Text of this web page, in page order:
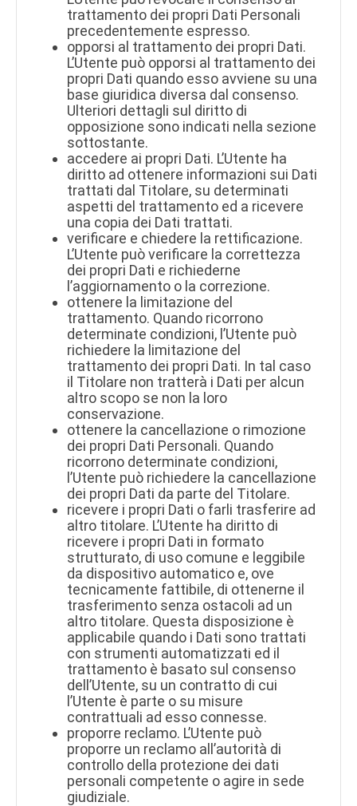
trattamento dei propri Dati Personali
precedentemente espresso.
opporsi al trattamento dei propri Dati.
L’Utente può opporsi al trattamento dei
propri Dati quando esso avviene su una
base giuridica diversa dal consenso.
Ulteriori dettagli sul diritto di
opposizione sono indicati nella sezione
sottostante.
accedere ai propri Dati. L’Utente ha
diritto ad ottenere informazioni sui Dati
trattati dal Titolare, su determinati
aspetti del trattamento ed a ricevere
una copia dei Dati trattati.
verificare e chiedere la rettificazione.
L’Utente può verificare la correttezza
dei propri Dati e richiederne
l’aggiornamento o la correzione.
ottenere la limitazione del
trattamento. Quando ricorrono
determinate condizioni, l’Utente può
richiedere la limitazione del
trattamento dei propri Dati. In tal caso
il Titolare non tratterà i Dati per alcun
altro scopo se non la loro
conservazione.
ottenere la cancellazione o rimozione
dei propri Dati Personali. Quando
ricorrono determinate condizioni,
l’Utente può richiedere la cancellazione
dei propri Dati da parte del Titolare.
ricevere i propri Dati o farli trasferire ad
altro titolare. L’Utente ha diritto di
ricevere i propri Dati in formato
strutturato, di uso comune e leggibile
da dispositivo automatico e, ove
tecnicamente fattibile, di ottenerne il
trasferimento senza ostacoli ad un
altro titolare. Questa disposizione è
applicabile quando i Dati sono trattati
con strumenti automatizzati ed il
trattamento è basato sul consenso
dell’Utente, su un contratto di cui
l’Utente è parte o su misure
contrattuali ad esso connesse.
proporre reclamo. L’Utente può
proporre un reclamo all’autorità di
controllo della protezione dei dati
personali competente o agire in sede
giudiziale.